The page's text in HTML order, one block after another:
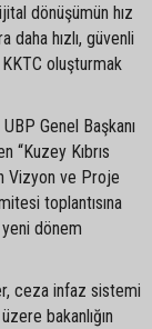
dönüşümün hız
daha hızlı, güvenli
oluşturmak
Genel Başkanı
“Kuzey Kıbrıs
Vizyon ve Proje
toplantısına
yeni dönem
ceza infaz sistemi
bakanlığın